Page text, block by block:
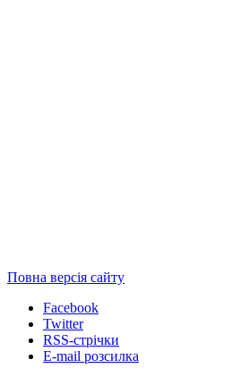
Повна версія сайту
Facebook
Twitter
RSS-стрічки
E-mail розсилка